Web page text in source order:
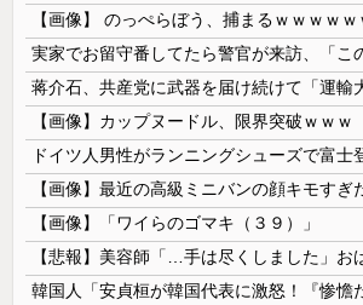
【画像】 のっぺらぼう、捕まるｗｗｗｗｗ
蒋介石、共産党に武器を届け続けて「運輸
【画像】カップヌードル、限界突破ｗｗｗ
【画像】最近の高級ミニバンの顔キモすぎ
【画像】「ワイらのゴマキ（３９）」
【悲報】美容師「…手は尽くしました」